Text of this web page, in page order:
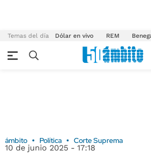
Temas del día Dólar en vivo REM
ámbito Política Corte Suprema
10 de junio 2025 - 17:18